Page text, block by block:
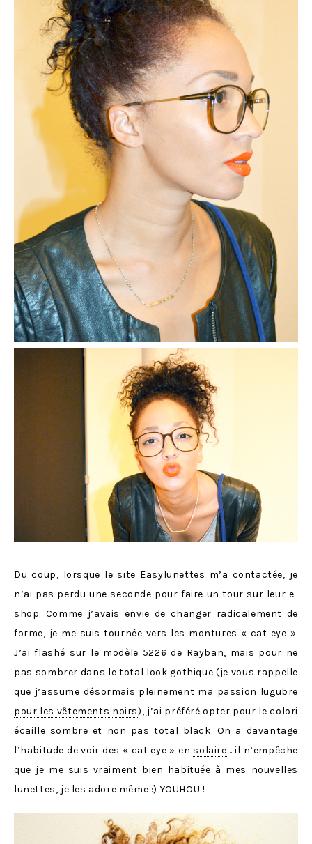
Du coup, lorsque le site Easylunettes m’a contactée, je
n’ai pas perdu une seconde pour faire un tour sur leur e-
shop. Comme j’avais envie de changer radicalement de
forme, je me suis tournée vers les montures « cat eye ».
J’ai flashé sur le modèle 5226 de Rayban, mais pour ne
pas sombrer dans le total look gothique (je vous rappelle
que j’assume désormais pleinement ma passion lugubre
pour les vêtements noirs), j’ai préféré opter pour le colori
écaille sombre et non pas total black. On a davantage
l’habitude de voir des « cat eye » en solaire… il n’empêche
que je me suis vraiment bien habituée à mes nouvelles
lunettes, je les adore même :) YOUHOU !